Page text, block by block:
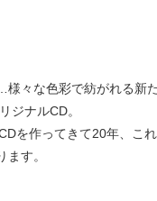
々な色彩で紡がれる新
ジナルCD。
を作ってきて20年、こ
す。